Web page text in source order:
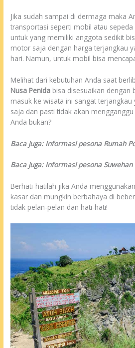
Jika sudah sampai di dermaga maka
transportasi seperti mobil atau
untuk yang memiliki anggota sedikit
motor saja dengan harga terjangkau
hari. Namun, untuk mobil bisa
Melihat dari kebutuhan Anda saat
Nusa Penida bisa disesuaikan dengan
masuk ke wisata ini sangat terjangkau
saja dan pasti tidak akan
Anda bukan?
Baca juga: Informasi pesona Rumah
Baca juga: Informasi pesona Suwehan
Berhati-hatilah jika Anda
kasar dan mungkin berbahaya di
tidak pelan-pelan dan hati-hati!